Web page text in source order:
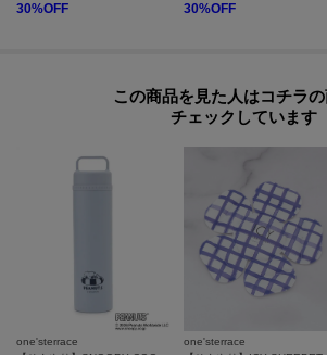
30%OFF
30%OFF
この商品を見た人はコチラ
チェックしています
one'sterrace
one'sterrace